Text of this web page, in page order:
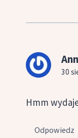
30
Hmm
Odpowiedz